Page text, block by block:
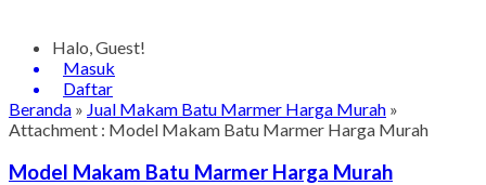
Halo, Guest!
Masuk
Daftar
Beranda » Jual Makam Batu Marmer Harga Murah »
Attachment : Model Makam Batu Marmer Harga Murah
Model Makam Batu Marmer Harga Murah